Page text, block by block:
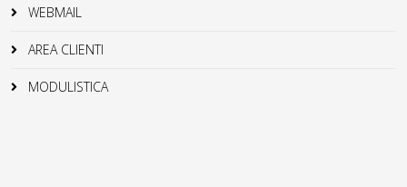
WEBMAIL
AREA CLIENTI
MODULISTICA